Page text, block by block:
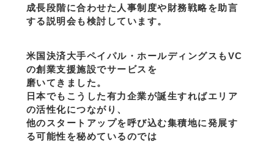
成長段階に合わせた人事制度や財務戦略を助言
する説明会も検討しています。
米国決済大手ペイパル・ホールディングスもVC
の創業支援施設でサービスを
磨いてきました。
日本でもこうした有力企業が誕生すればエリア
の活性化につながり、
他のスタートアップを呼び込む集積地に発展す
る可能性を秘めているのでは